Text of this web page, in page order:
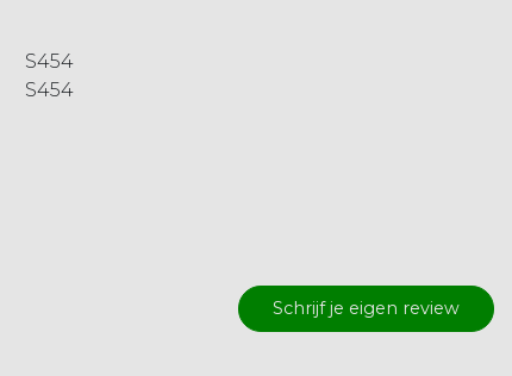
S454
S454
Schrijf je eigen review